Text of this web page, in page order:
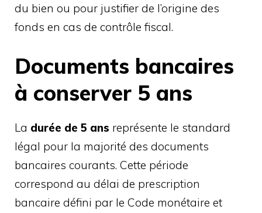
du bien ou pour justifier de l’origine des
fonds en cas de contrôle fiscal.
Documents bancaires
à conserver 5 ans
La durée de 5 ans représente le standard
légal pour la majorité des documents
bancaires courants. Cette période
correspond au délai de prescription
bancaire défini par le Code monétaire et